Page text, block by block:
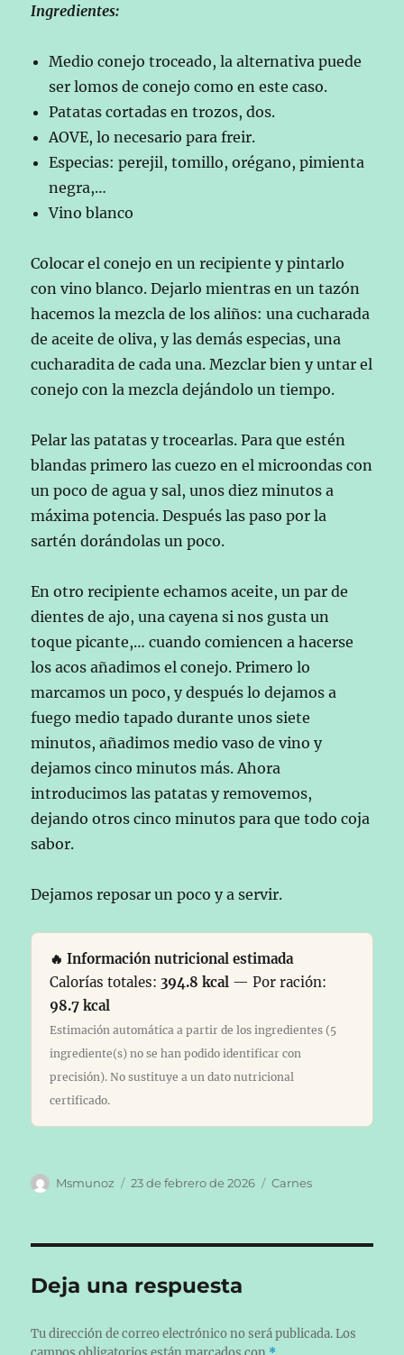
Ingredientes:
Medio conejo troceado, la alternativa puede
ser lomos de conejo como en este caso.
Patatas cortadas en trozos, dos.
AOVE, lo necesario para freir.
Especias: perejil, tomillo, orégano, pimienta
negra,…
Vino blanco
Colocar el conejo en un recipiente y pintarlo
con vino blanco. Dejarlo mientras en un tazón
hacemos la mezcla de los aliños: una cucharada
de aceite de oliva, y las demás especias, una
cucharadita de cada una. Mezclar bien y untar el
conejo con la mezcla dejándolo un tiempo.
Pelar las patatas y trocearlas. Para que estén
blandas primero las cuezo en el microondas con
un poco de agua y sal, unos diez minutos a
máxima potencia. Después las paso por la
sartén dorándolas un poco.
En otro recipiente echamos aceite, un par de
dientes de ajo, una cayena si nos gusta un
toque picante,… cuando comiencen a hacerse
los acos añadimos el conejo. Primero lo
marcamos un poco, y después lo dejamos a
fuego medio tapado durante unos siete
minutos, añadimos medio vaso de vino y
dejamos cinco minutos más. Ahora
introducimos las patatas y removemos,
dejando otros cinco minutos para que todo coja
sabor.
Dejamos reposar un poco y a servir.
🔥 Información nutricional estimada
Calorías totales: 394.8 kcal — Por ración:
98.7 kcal
Estimación automática a partir de los ingredientes (5
ingrediente(s) no se han podido identificar con
precisión). No sustituye a un dato nutricional
certificado.
Autor
Msmunoz
Publicado
23 de febrero de 2026 Categorías
Carnes
Deja una respuesta
Tu dirección de correo electrónico no será publicada. Los